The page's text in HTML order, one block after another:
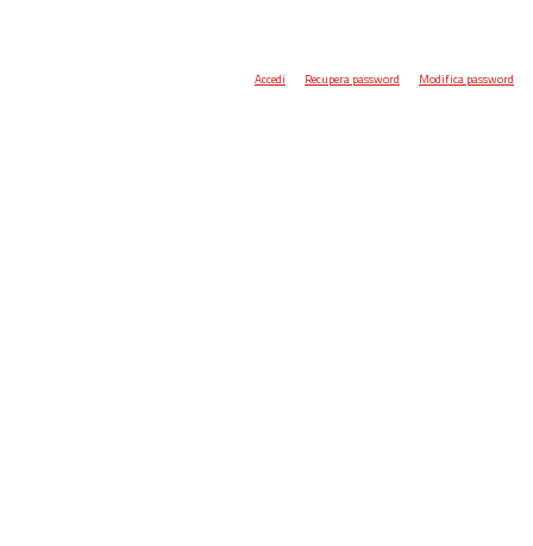
Accedi Recupera password Modifica password